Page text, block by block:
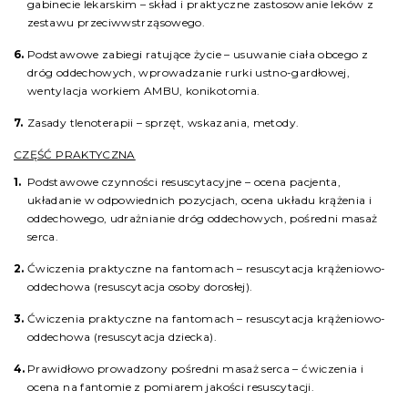
gabinecie lekarskim – skład i praktyczne zastosowanie leków z
zestawu przeciwwstrząsowego.
Podstawowe zabiegi ratujące życie – usuwanie ciała obcego z
dróg oddechowych, wprowadzanie rurki ustno-gardłowej,
wentylacja workiem AMBU, konikotomia.
Zasady tlenoterapii – sprzęt, wskazania, metody.
CZĘŚĆ PRAKTYCZNA
Podstawowe czynności resuscytacyjne – ocena pacjenta,
układanie w odpowiednich pozycjach, ocena układu krążenia i
oddechowego, udrażnianie dróg oddechowych, pośredni masaż
serca.
Ćwiczenia praktyczne na fantomach – resuscytacja krążeniowo-
oddechowa (resuscytacja osoby dorosłej).
Ćwiczenia praktyczne na fantomach – resuscytacja krążeniowo-
oddechowa (resuscytacja dziecka).
Prawidłowo prowadzony pośredni masaż serca – ćwiczenia i
ocena na fantomie z pomiarem jakości resuscytacji.